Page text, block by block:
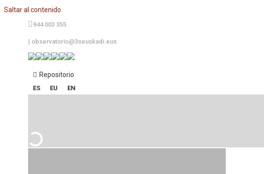
Saltar al contenido
944 003 355
| observatorio@3seuskadi.eus
Repositorio
ES EU EN